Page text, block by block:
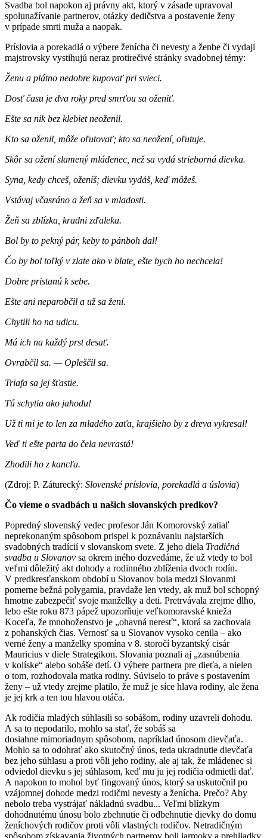
Svadba bol napokon aj právny akt, ktorý v zásade upravoval
spolunažívanie partnerov, otázky dedičstva a postavenie ženy
v prípade smrti muža a naopak.
Príslovia a porekadlá o výbere ženícha či nevesty a ženbe či vydaji
majstrovsky vystihujú neraz protirečivé stránky svadobnej témy:
Ženu a plátno nedobre kupovať pri svieci.
Dosť času je dva roky pred smrťou sa oženiť.
Ešte sa nik bez klebiet neoženil.
Kto sa oženil, môže oľutovať; kto sa neožení, oľutuje.
Skôr sa ožení slamený mládenec, než sa vydá strieborná dievka.
Syna, kedy chceš, oženíš; dievku vydáš, keď môžeš.
Vstávaj včasráno a žeň sa v mladosti.
Žeň sa zblízka, kradni zďaleka.
Bol by to pekný pár, keby to pánboh dal!
Čo by bol toľký v zlate ako v blate, ešte bych ho nechcela!
Dobre pristanú k sebe.
Ešte ani neparobčil a už sa žení.
Chytili ho na udicu.
Má ich na každý prst desať.
Ovrabčil sa. — Opleščil sa.
Triafa sa jej šťastie.
Tú schytia ako jahodu!
Už ti mi je to len za mladého zaťa, krajšieho by z dreva vykresal!
Veď ti ešte parta do čela nevrastá!
Zhodili ho z kancľa.
(Zdroj: P. Záturecký: Slovenské príslovia, porekadlá a úslovia)
Čo vieme o svadbách u našich slovanských predkov?
Popredný slovenský vedec profesor Ján Komorovský zatiaľ
neprekonaným spôsobom prispel k poznávaniu najstarších
svadobných tradícií v slovanskom svete. Z jeho diela Tradičná
svadba u Slovanov sa okrem iného dozvedáme, že už vtedy to bol
veľmi dôležitý akt dohody a rodinného zblíženia dvoch rodín.
V predkresťanskom období u Slovanov bola medzi Slovanmi
pomerne bežná polygamia, pravdaže len vtedy, ak muž bol schopný
hmotne zabezpečiť svoje manželky a deti. Pretrvávala zrejme dlho,
lebo ešte roku 873 pápež upozorňuje veľkomoravské knieža
Koceľa, že mnohoženstvo je „ohavná neresť“, ktorá sa zachovala
z pohanských čias. Vernosť sa u Slovanov vysoko cenila – ako
verné ženy a manželky spomína v 8. storočí byzantský cisár
Mauricius v diele Strategikon. Slovania poznali aj „zasnúbenia
v kolíske“ alebo sobáše detí. O výbere partnera pre dieťa, a nielen
o tom, rozhodovala matka rodiny. Súviselo to práve s postavením
ženy – už vtedy zrejme platilo, že muž je síce hlava rodiny, ale žena
je jej krk a ten tou hlavou otáča.
Ak rodičia mladých súhlasili so sobášom, rodiny uzavreli dohodu.
A sa to nepodarilo, mohlo sa stať, že sobáš sa
dosiahne mimoriadnym spôsobom, napríklad únosom dievčaťa.
Mohlo sa to odohrať ako skutočný únos, teda ukradnutie dievčaťa
bez jeho súhlasu a proti vôli jeho rodiny, ale aj tak, že mládenec si
odviedol dievku s jej súhlasom, keď mu ju jej rodičia odmietli dať.
A napokon to mohol byť fingovaný únos, ktorý sa uskutočnil po
vzájomnej dohode medzi rodičmi nevesty a ženícha. Prečo? Aby
nebolo treba vystrájať nákladnú svadbu... Veľmi blízkym
dohodnutému únosu bolo zbehnutie či odbehnutie dievky do domu
ženíchových rodičov proti vôli vlastných rodičov. Netradičným